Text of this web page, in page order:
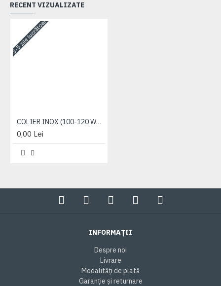
RECENT VIZUALIZATE
3-5 zile lucrătoare
COLIER INOX (100-120 W2/9 MM)
0,00 Lei
INFORMAȚII
Despre noi
Livrare
Modalități de plată
Garanție și returnare